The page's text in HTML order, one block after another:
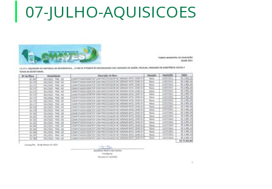
07-JULHO-AQUISICOES